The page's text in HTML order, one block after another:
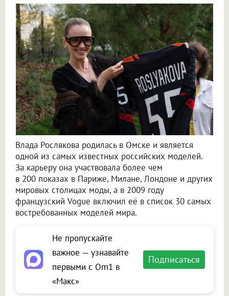
Влада Рослякова родилась в Омске и является
одной из самых известных российских моделей.
За карьеру она участвовала более чем
в 200 показах в Париже, Милане, Лондоне и других
мировых столицах моды, а в 2009 году
французский Vogue включил её в список 30 самых
востребованных моделей мира.
Не пропускайте
важное — узнавайте
первыми с Om1 в
«Макс»
Подписаться